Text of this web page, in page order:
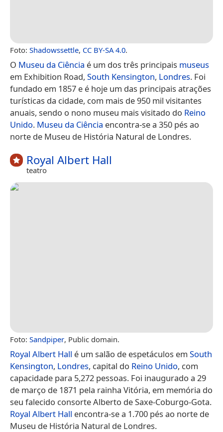
Foto: Shadowssettle, CC BY-SA 4.0.
O Museu da Ciência é um dos três principais museus
em Exhibition Road, South Kensington, Londres. Foi
fundado em 1857 e é hoje um das principais atrações
turísticas da cidade, com mais de 950 mil visitantes
anuais, sendo o nono museu mais visitado do Reino
Unido. Museu da Ciência encontra-se a 350 pés ao
norte de Museu de História Natural de Londres.
Royal Albert Hall
teatro
Foto: Sandpiper, Public domain.
Royal Albert Hall é um salão de espetáculos em South
Kensington, Londres, capital do Reino Unido, com
capacidade para 5,272 pessoas. Foi inaugurado a 29
de março de 1871 pela rainha Vitória, em memória do
seu falecido consorte Alberto de Saxe-Coburgo-Gota.
Royal Albert Hall encontra-se a 1.700 pés ao norte de
Museu de História Natural de Londres.